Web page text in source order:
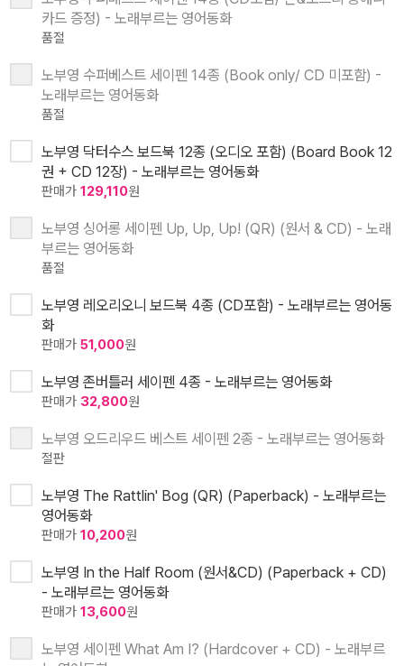
카드 증정) - 노래부르는 영어동화
품절
노부영 수퍼베스트 세이펜 14종 (Book only/ CD 미포함) -
노래부르는 영어동화
품절
노부영 닥터수스 보드북 12종 (오디오 포함) (Board Book 12
권 + CD 12장) - 노래부르는 영어동화
판매가 129,110원
노부영 싱어롱 세이펜 Up, Up, Up! (QR) (원서 & CD) - 노래
부르는 영어동화
품절
노부영 레오리오니 보드북 4종 (CD포함) - 노래부르는 영어동
화
판매가 51,000원
노부영 존버틀러 세이펜 4종 - 노래부르는 영어동화
판매가 32,800원
노부영 오드리우드 베스트 세이펜 2종 - 노래부르는 영어동화
절판
노부영 The Rattlin' Bog (QR) (Paperback) - 노래부르는
영어동화
판매가 10,200원
노부영 In the Half Room (원서&CD) (Paperback + CD)
- 노래부르는 영어동화
판매가 13,600원
노부영 세이펜 What Am I? (Hardcover + CD) - 노래부르